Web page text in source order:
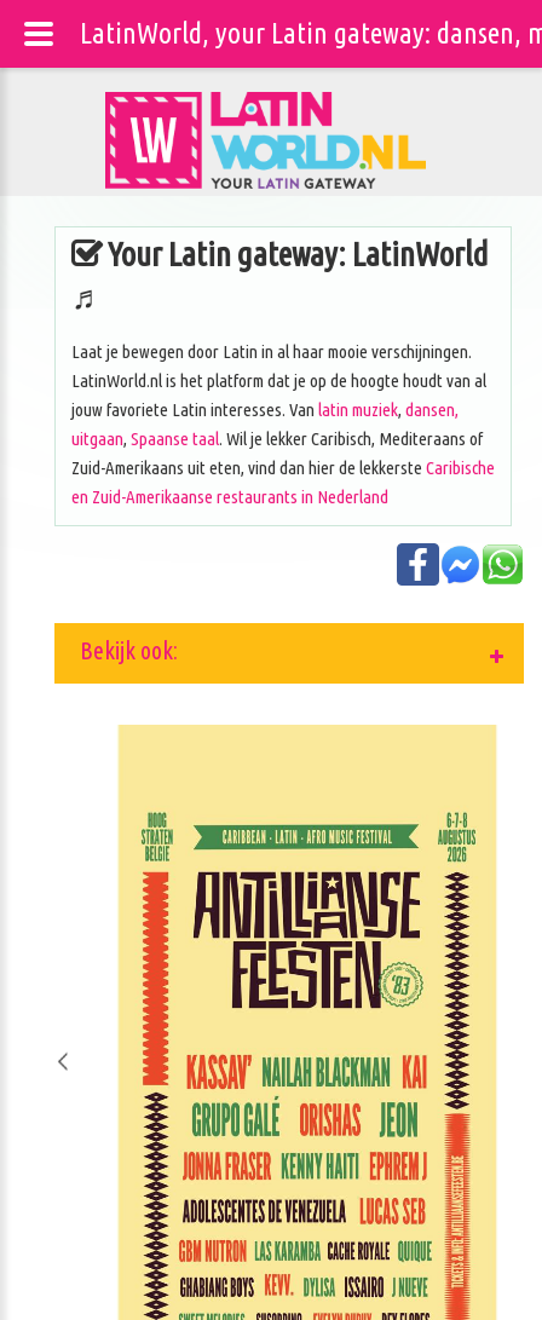
Your Latin gateway: LatinWorld
♬
Laat je bewegen door Latin in al haar mooie verschijningen.
LatinWorld.nl is het platform dat je op de hoogte houdt van al
jouw favoriete Latin interesses. Van latin muziek, dansen,
uitgaan, Spaanse taal. Wil je lekker Caribisch, Mediteraans of
Zuid-Amerikaans uit eten, vind dan hier de lekkerste Caribische
en Zuid-Amerikaanse restaurants in Nederland
Bekijk ook:
LatinWorld, your Latin gateway: dansen,